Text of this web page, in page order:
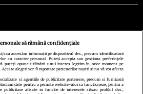
Politica de cookiesTermeni şi condiţii
ContactSetări Cookies
să rămână confidențiale
sau accesăm informații pe dispozitivul dvs., precum identificatorii
cu caracter personal. Puteți accepta sau gestiona preferințele
puteți opune utilizării unui interes legitim în orice moment pe
Aceste alegeri vor fi raportate partenerilor noștri și nu vă vor afecta
si agentiile de publicitate partenere, precum si furnizorii
date pentru a permite website-ului sa functioneze, pentru a
publicitare afisate in functie de interesele si/sau profilul dvs.,